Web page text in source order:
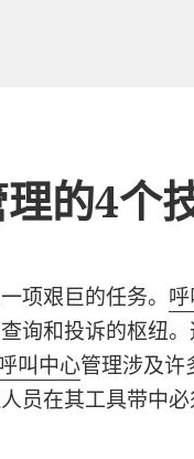
的4个
项艰巨的任务。
询和投诉的枢纽
叫中心管理涉及许
员在其工具带中